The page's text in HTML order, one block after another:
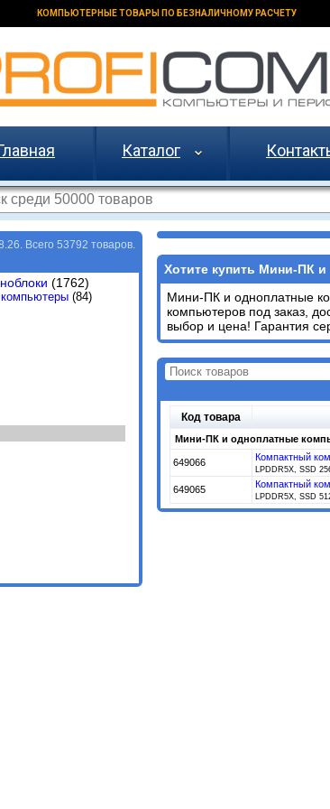
КОМПЬЮТЕРНЫЕ ТОВАРЫ ПО БЕЗНАЛИЧНОМУ РАСЧЕТУ
Каталог
Всего 53792 товаров.
(1762)
(84)
Хотите купить Мини-ПК
Мини-ПК и одноплатные
компьютеров под заказ,
выбор и цена! Гарантия
Код товара
Мини-ПК и одноплатные
649066 Компактный
LPDDR5X, SSD
649065 Компактный
LPDDR5X, SSD